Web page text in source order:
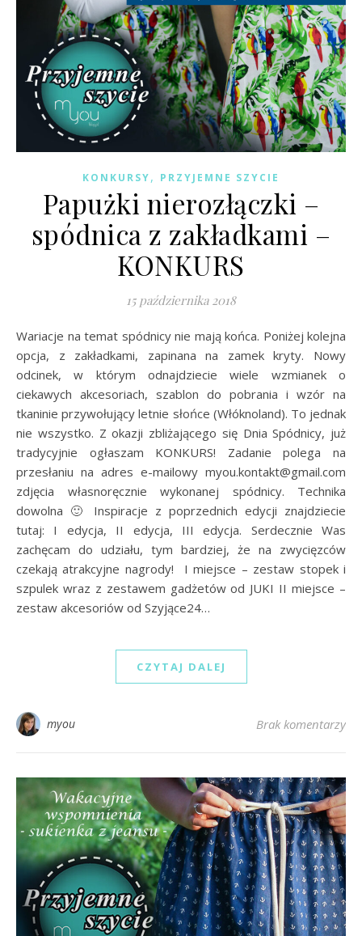
KONKURSY, PRZYJEMNE SZYCIE
Papużki nierozłączki –
spódnica z zakładkami –
KONKURS
15 października 2018
Wariacje na temat spódnicy nie mają końca. Poniżej kolejna
opcja, z zakładkami, zapinana na zamek kryty. Nowy
odcinek, w którym odnajdziecie wiele wzmianek o
ciekawych akcesoriach, szablon do pobrania i wzór na
tkaninie przywołujący letnie słońce (Włóknoland). To jednak
nie wszystko. Z okazji zbliżającego się Dnia Spódnicy, już
tradycyjnie ogłaszam KONKURS! Zadanie polega na
przesłaniu na adres e-mailowy myou.kontakt@gmail.com
zdjęcia własnoręcznie wykonanej spódnicy. Technika
dowolna 🙂 Inspiracje z poprzednich edycji znajdziecie
tutaj: I edycja, II edycja, III edycja. Serdecznie Was
zachęcam do udziału, tym bardziej, że na zwycięzców
czekają atrakcyjne nagrody! I miejsce – zestaw stopek i
szpulek wraz z zestawem gadżetów od JUKI II miejsce –
zestaw akcesoriów od Szyjące24…
CZYTAJ DALEJ
myou Brak komentarzy